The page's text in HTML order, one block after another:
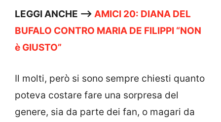
LEGGI ANCHE —> AMICI 20: DIANA DEL
BUFALO CONTRO MARIA DE FILIPPI “NON
è GIUSTO”
Il molti, però si sono sempre chiesti quanto
poteva costare fare una sorpresa del
genere, sia da parte dei fan, o magari da